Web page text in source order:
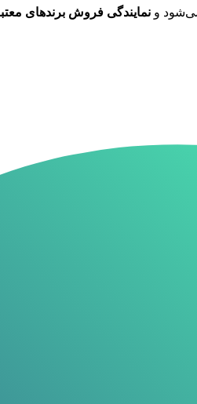
می‌شود ونمایندگی فروش برندهای